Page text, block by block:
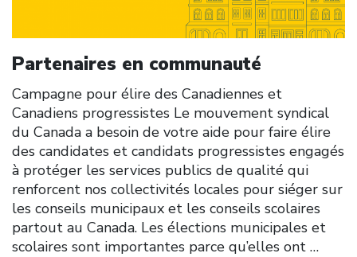
Partenaires en communauté
Campagne pour élire des Canadiennes et
Canadiens progressistes Le mouvement syndical
du Canada a besoin de votre aide pour faire élire
des candidates et candidats progressistes engagés
à protéger les services publics de qualité qui
renforcent nos collectivités locales pour siéger sur
les conseils municipaux et les conseils scolaires
partout au Canada. Les élections municipales et
scolaires sont importantes parce qu’elles ont …